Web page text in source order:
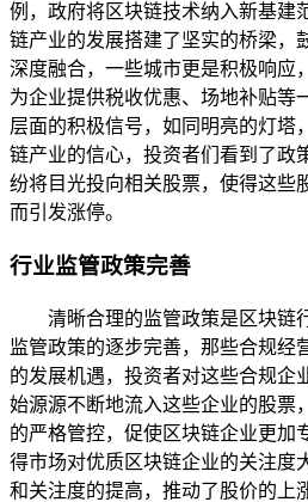
例，政府将区块链技术纳入新基建
链产业的发展搭建了坚实的桥梁，
深度融合，一些城市更是积极响应
为企业提供税收优惠、场地补贴等
层面的积极信号，如同明亮的灯塔
链产业的信心，投资者们看到了政
纷将目光投向相关股票，使得这些
而引发涨停。
行业监管政策完善
清晰合理的监管政策是区块链
监管政策的逐步完善，那些合规经
的发展机遇，投资者对这些合规企
始源源不断地流入这些企业的股票
的严格管控，促使区块链企业更加
得市场对优质区块链企业的关注度
和关注度的提高，推动了股价的上